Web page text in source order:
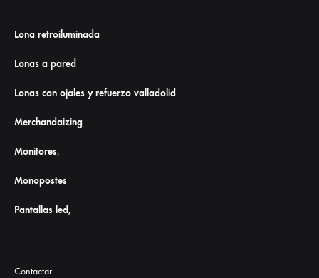
Lona retroiluminada
Lonas a pared
Lonas con ojales y refuerzo valladolid
Merchandaizing
Monitores,
Monopostes
Pantallas led,
Contactar